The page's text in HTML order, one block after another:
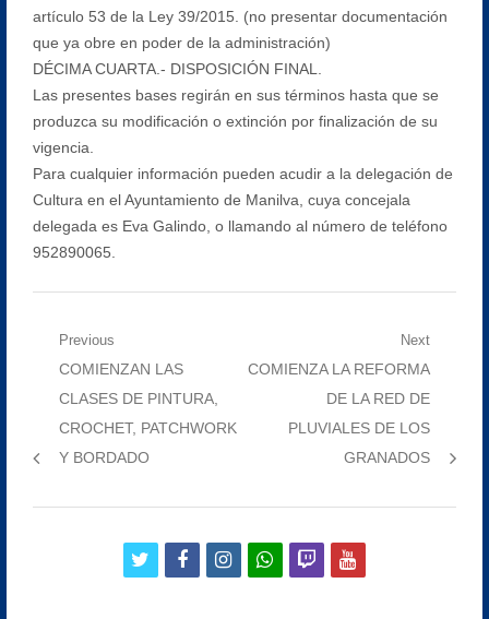
artículo 53 de la Ley 39/2015. (no presentar documentación
que ya obre en poder de la administración)
DÉCIMA CUARTA.- DISPOSICIÓN FINAL.
Las presentes bases regirán en sus términos hasta que se
produzca su modificación o extinción por finalización de su
vigencia.
Para cualquier información pueden acudir a la delegación de
Cultura en el Ayuntamiento de Manilva, cuya concejala
delegada es Eva Galindo, o llamando al número de teléfono
952890065.
Navegación
entradas
Previous
Previous
post:
COMIENZAN LAS
CLASES DE PINTURA,
CROCHET, PATCHWORK
Y BORDADO
Next
Next
COMIENZA LA REFORMA
DE LA RED DE
PLUVIALES DE LOS
GRANADOS
twitterfacebookinstagramwhatsapp
twitchyoutube